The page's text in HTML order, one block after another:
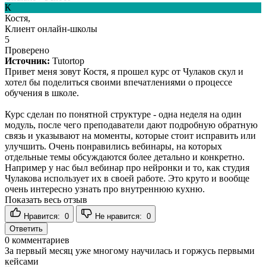
К
Костя,
Клиент онлайн-школы
5
Проверено
Источник: Tutortop
Привет меня зовут Костя, я прошел курс от Чулаков скул и
хотел бы поделиться своими впечатлениями о процессе
обучения в школе.
Курс сделан по понятной структуре - одна неделя на один
модуль, после чего преподаватели дают подробную обратную
связь и указывают на моменты, которые стоит исправить или
улучшить. Очень понравились вебинары, на которых
отдельные темы обсуждаются более детально и конкретно.
Например у нас был вебинар про нейронки и то, как студия
Чулакова использует их в своей работе. Это круто и вообще
очень интересно узнать про внутреннюю кухню.
Показать весь отзыв
Нравится: 0 Не нравится: 0
Ответить
0 комментариев
За первый месяц уже многому научилась и горжусь первыми
кейсами